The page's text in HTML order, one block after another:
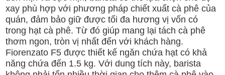
xay phù hợp với phương pháp chiết xuất cà phê của
quán, đảm bảo giữ được tối đa hương vị vốn có
trong hạt cà phê. Từ đó giúp mang lại tách cà phê
thơm ngon, tròn vị nhất đến với khách hàng.
Fiorenzato F5 được thiết kế ngăn chứa hạt có khả
năng chứa đến 1.5 kg. Với dung tích này, barista